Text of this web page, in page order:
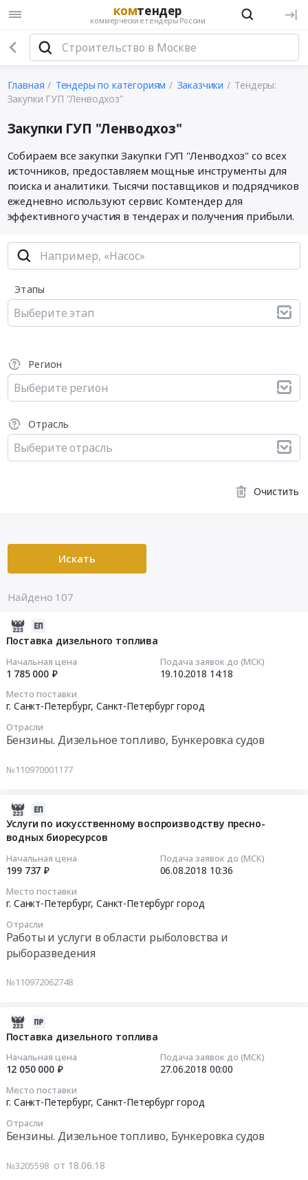
комтендер
коммерческие тендеры России
Главная Тендеры по категориям Заказчики
Тендеры:
Закупки ГУП "Ленводхоз"
Закупки ГУП "Ленводхоз"
Собираем все закупки Закупки ГУП "Ленводхоз" со всех
источников, предоставляем мощные инструменты для
поиска и аналитики. Тысячи поставщиков и подрядчиков
ежедневно используют сервис Комтендер для
эффективного участия в тендерах и получения прибыли.
Этапы
Выберите этап
Регион
Выберите регион
Отрасль
Выберите отрасль
Очистить
Искать
Найдено 107
Поставка дизельного топлива
Начальная цена
1 785 000 ₽
Подача заявок до (МСК)
19.10.2018 14:18
Место поставки
г. Санкт-Петербург,Санкт-Петербург город
Отрасли
Бензины. Дизельное топливо, Бункеровка судов
№110970001177
Услуги по искусственному воспроизводству пресно-
водных биоресурсов
Начальная цена
199 737 ₽
Подача заявок до (МСК)
06.08.2018 10:36
Место поставки
г. Санкт-Петербург,Санкт-Петербург город
Отрасли
Работы и услуги в области рыболовства и
рыборазведения
№110972062748
Поставка дизельного топлива
Начальная цена
12 050 000 ₽
Подача заявок до (МСК)
27.06.2018 00:00
Место поставки
г. Санкт-Петербург,Санкт-Петербург город
Отрасли
Бензины. Дизельное топливо, Бункеровка судов
№3205598 от 18.06.18